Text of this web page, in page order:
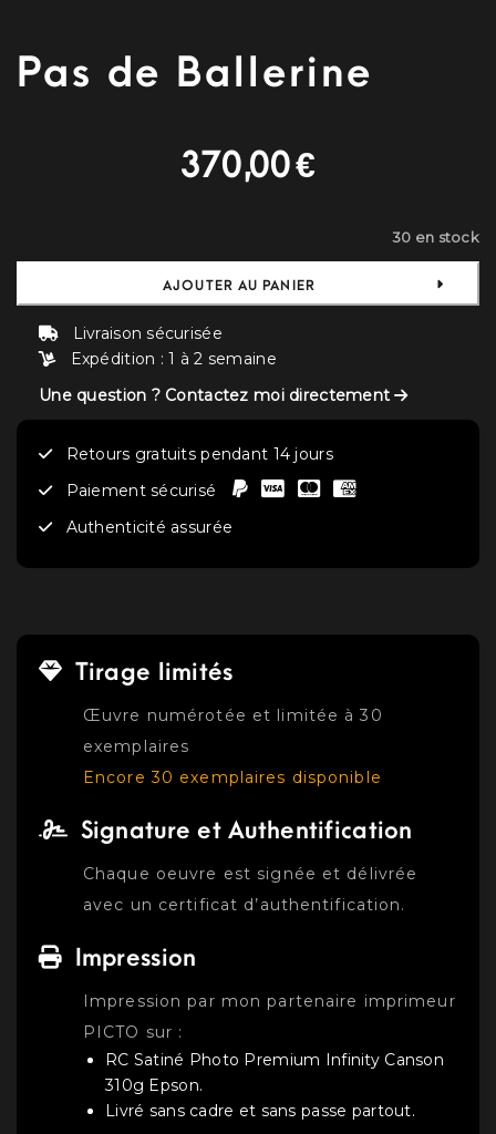
Pas de Ballerine
370,00€
30 en stock
AJOUTER AU PANIER
Livraison sécurisée
Expédition : 1 à 2 semaine
Une question ? Contactez moi directement
Retours gratuits pendant 14 jours
Paiement sécurisé
Authenticité assurée
Tirage limités
Œuvre numérotée et limitée à 30
exemplaires
Encore 30 exemplaires disponible
Signature et Authentification
Chaque oeuvre est signée et délivrée
avec un certificat d’authentification.
Impression
Impression par mon partenaire imprimeur
PICTO sur :
RC Satiné Photo Premium Infinity Canson
310g Epson.
Livré sans cadre et sans passe partout.